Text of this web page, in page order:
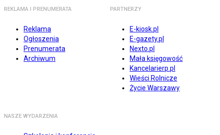
REKLAMA I PRENUMERATA
Reklama
Ogłoszenia
Prenumerata
Archiwum
PARTNERZY
E-kiosk.pl
E-gazety.pl
Nexto.pl
Mała księgowość
Kancelarierp.pl
Wieści Rolnicze
Życie Warszawy
NASZE WYDARZENIA